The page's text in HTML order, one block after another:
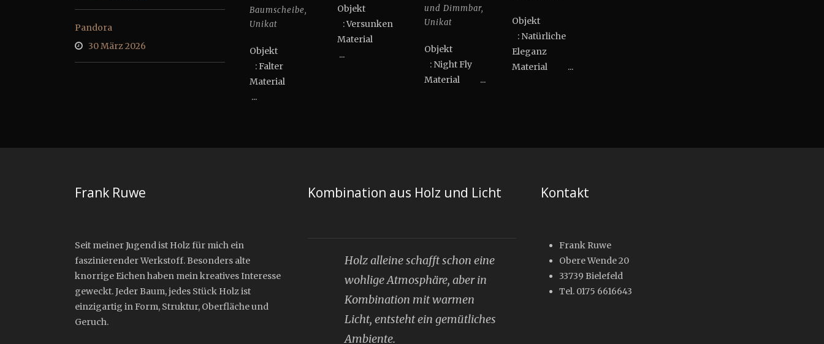
Baumscheibe,
Unikat
Objekt
: Falter
Material
...
Objekt
: Versunken
Material
...
und Dimmbar,
Unikat
Objekt
: Night Fly
Material ...
Objekt
: Natürliche
Eleganz
Material ...
Pandora
30 März 2026
Frank Ruwe
Seit meiner Jugend ist Holz für mich ein
faszinierender Werkstoff. Besonders alte
knorrige Eichen haben mein kreatives Interesse
geweckt. Jeder Baum, jedes Stück Holz ist
einzigartig in Form, Struktur, Oberfläche und
Geruch.
Kombination aus Holz und Licht
Holz alleine schafft schon eine
wohlige Atmosphäre, aber in
Kombination mit warmen
Licht, entsteht ein gemütliches
Ambiente.
Kontakt
Frank Ruwe
Obere Wende 20
33739 Bielefeld
Tel. 0175 6616643